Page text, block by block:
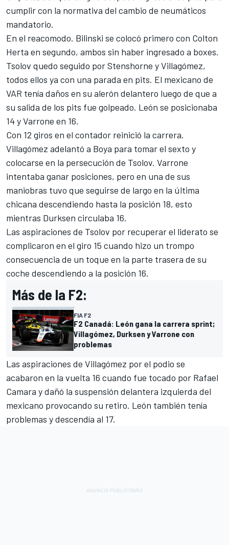
cumplir con la normativa del cambio de neumáticos
mandatorio.
En el reacomodo. Bilinski se colocó primero con Colton
Herta en segundo, ambos sin haber ingresado a boxes.
Tsolov quedo seguido por Stenshorne y Villagómez,
todos ellos ya con una parada en pits. El mexicano de
VAR tenía daños en su alerón delantero luego de que a
su salida de los pits fue golpeado. León se posicionaba
14 y Varrone en 16.
Con 12 giros en el contador reinició la carrera.
Villagómez adelantó a Boya para tomar el sexto y
colocarse en la persecución de Tsolov. Varrone
intentaba ganar posiciones, pero en una de sus
maniobras tuvo que seguirse de largo en la última
chicana descendiendo hasta la posición 18, esto
mientras Durksen circulaba 16.
Las aspiraciones de Tsolov por recuperar el liderato se
complicaron en el giro 15 cuando hizo un trompo
consecuencia de un toque en la parte trasera de su
coche descendiendo a la posición 16.
Más de la F2:
FIA F2
F2 Canadá: León gana la carrera sprint;
Villagómez, Durksen y Varrone con
problemas
Las aspiraciones de Villagómez por el podio se
acabaron en la vuelta 16 cuando fue tocado por Rafael
Camara y dañó la suspensión delantera izquierda del
mexicano provocando su retiro. León también tenía
problemas y descendía al 17.